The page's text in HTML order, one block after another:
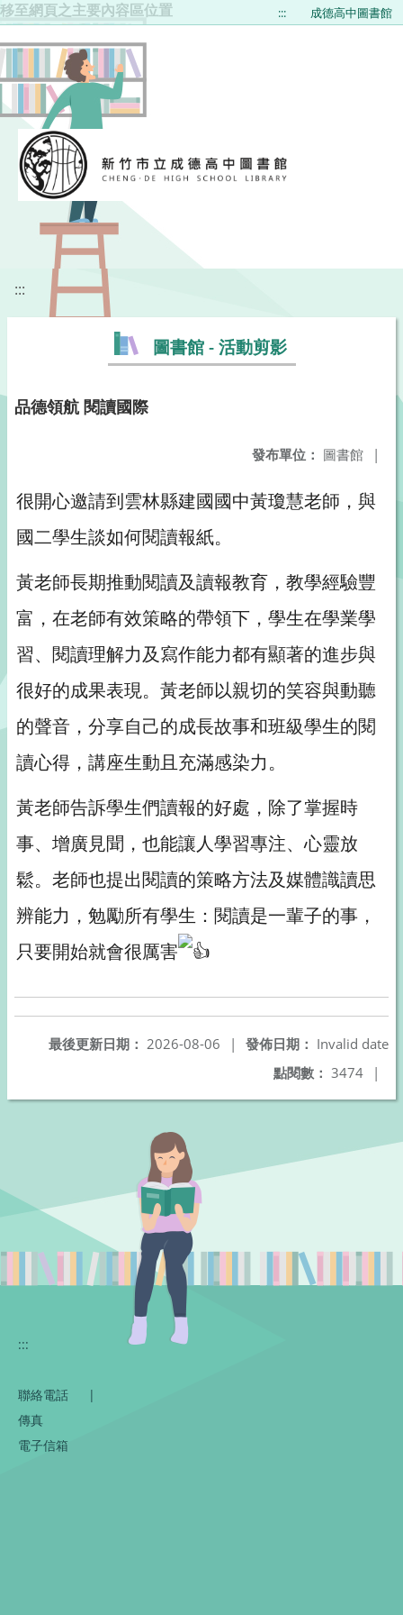
移至網頁之主要內容區位置 ::: 成德高中圖書館
:::
圖書館 - 活動剪影
品德領航 閱讀國際
發布單位： 圖書館 |
很開心邀請到雲林縣建國國中黃瓊慧老師，與
國二學生談如何閱讀報紙。
黃老師長期推動閱讀及讀報教育，教學經驗豐
富，在老師有效策略的帶領下，學生在學業學
習、閱讀理解力及寫作能力都有顯著的進步與
很好的成果表現。黃老師以親切的笑容與動聽
的聲音，分享自己的成長故事和班級學生的閱
讀心得，講座生動且充滿感染力。
黃老師告訴學生們讀報的好處，除了掌握時
事、增廣見聞，也能讓人學習專注、心靈放
鬆。老師也提出閱讀的策略方法及媒體識讀思
辨能力，勉勵所有學生：閱讀是一輩子的事，
只要開始就會很厲害
發佈日期： Invalid date
最後更新日期： 2026-08-06
|
點閱數： 3474 |
:::
聯絡電話
|
傳真
電子信箱